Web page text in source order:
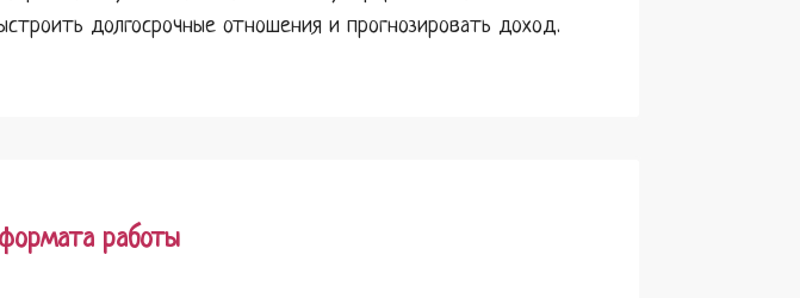
долгосрочные отношения и прогнозировать доход.
работы